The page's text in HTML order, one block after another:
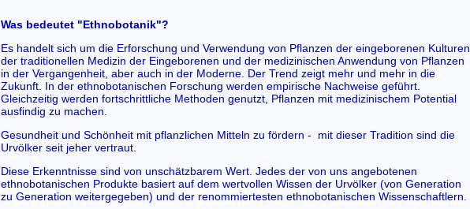
Was bedeutet "Ethnobotanik"?
Es handelt sich um die Erforschung und Verwendung von Pflanzen der eingeborenen Kulturen,
der traditionellen Medizin der Eingeborenen und der medizinischen Anwendung von Pflanzen
in der Vergangenheit, aber auch in der Moderne. Der Trend zeigt mehr und mehr in die
Zukunft. In der ethnobotanischen Forschung werden empirische Nachweise geführt.
Gleichzeitig werden fortschrittliche Methoden genutzt, Pflanzen mit medizinischem Potential
ausfindig zu machen.
Gesundheit und Schönheit mit pflanzlichen Mitteln zu fördern - mit dieser Tradition sind die
Urvölker seit jeher vertraut.
Diese Erkenntnisse sind von unschätzbarem Wert. Jedes der von uns angebotenen
ethnobotanischen Produkte basiert auf dem wertvollen Wissen der Urvölker (von Generation
zu Generation weitergegeben) und der renommiertesten ethnobotanischen Wissenschaftlern.